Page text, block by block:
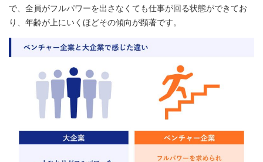
で、全員がフルパワーを出さなくても仕事が回る状態ができてお
り、年齢が上にいくほどその傾向が顕著です。